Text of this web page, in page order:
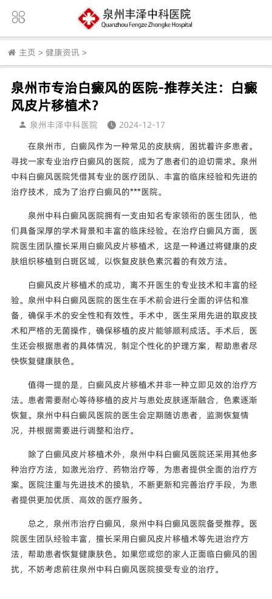
主页 > 健康资讯 >
泉州市专治白癜风的医院-推荐关注：白癜
风皮片移植术？
泉州丰泽中科医院
2024-12-17
在泉州市，白癜风作为一种常见的皮肤病，困扰着许多患者。
寻找一家专业治疗白癜风的医院，成为了患者们的迫切需求。泉州
中科白癜风医院凭借其专业的医疗团队、丰富的临床经验和先进的
治疗技术，成为了治疗白癜风的***医院。
泉州中科白癜风医院拥有一支由知名专家领衔的医生团队，他
们具备深厚的学术背景和丰富的临床经验。在治疗白癜风方面，医
院医生团队擅长采用白癜风皮片移植术，这是一种通过将健康的皮
肤组织移植到白斑区域，以恢复皮肤色素沉着的有效方法。
白癜风皮片移植术的成功，离不开医生的专业技术和丰富的经
验。泉州中科白癜风医院的医生在手术前会进行全面的评估和准
备，确保手术的安全性和有效性。手术中，医生采用先进的取皮技
术和严格的无菌操作，确保移植的皮片能够顺利成活。手术后，医
生还会根据患者的具体情况，制定个性化的护理方案，帮助患者尽
快恢复健康肤色。
值得一提的是，白癜风皮片移植术并非一种立即见效的治疗方
法。患者需要耐心等待移植的皮片与患处皮肤逐渐融合，色素逐渐
恢复。泉州中科白癜风医院的医生会定期随访患者，监测恢复情
况，并根据需要进行调整和治疗。
除了白癜风皮片移植术外，泉州中科白癜风医院还采用其他多
种治疗方法，如激光治疗、药物治疗等，为患者提供全面的治疗方
案。医院注重与先进技术的接轨，不断更新和完善治疗手段，为患
者提供更加优质、高效的医疗服务。
总之，泉州市治疗白癜风，泉州中科白癜风医院备受推荐。医
院医生团队经验丰富，擅长采用白癜风皮片移植术等先进治疗方
法，帮助患者恢复健康肤色。如果您或您的家人正面临白癜风的困
扰，不妨考虑前往泉州中科白癜风医院接受专业的治疗。